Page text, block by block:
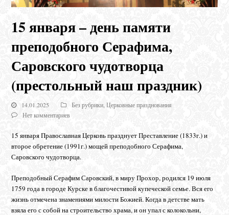
15 января – день памяти
преподобного Серафима,
Саровского чудотворца
(престольный наш праздник)
14.01.2025 Без рубрики,Церковные празднования
Нет комментариев
15 января Православная Церковь празднует Преставление (1833г.) и
второе обретение (1991г.) мощей преподобного Серафима,
Саровского чудотворца.
Преподобный Серафим Саровский, в миру Прохор, родился 19 июля
1759 года в городе Курске в благочестивой купеческой семье. Вся его
жизнь отмечена знамениями милости Божией. Когда в детстве мать
взяла его с собой на строительство храма, и он упал с колокольни,